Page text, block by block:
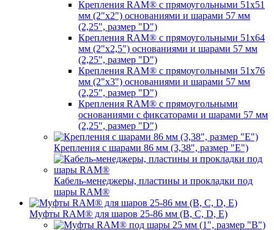
Крепления RAM® с прямоугольными 51х51
мм (2"х2") основаниями и шарами 57 мм
(2,25", размер "D")
Крепления RAM® с прямоугольными 51х64
мм (2"х2,5") основаниями и шарами 57 мм
(2,25", размер "D")
Крепления RAM® с прямоугольными 51х76
мм (2"х3") основаниями и шарами 57 мм
(2,25", размер "D")
Крепления RAM® с прямоугольными
основаниями с фиксаторами и шарами 57 мм
(2,25", размер "D")
Крепления с шарами 86 мм (3,38", размер "E")
Кабель-менеджеры, пластины и прокладки под
шары RAM®
Муфты RAM® для шаров 25-86 мм (B, C, D, E)